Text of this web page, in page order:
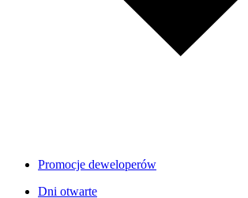
Promocje deweloperów
Dni otwarte